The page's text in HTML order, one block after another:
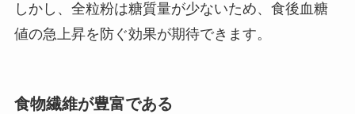
しかし、全粒粉は糖質量が少ないため、食後血糖
値の急上昇を防ぐ効果が期待できます。
食物繊維が豊富である